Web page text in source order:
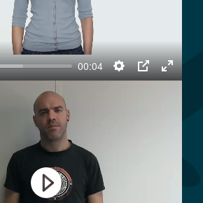
00:04
Settings
PIP
Enter
Play